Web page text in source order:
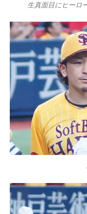
生真面目にヒーロ